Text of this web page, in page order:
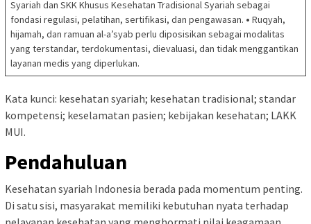
Syariah dan SKK Khusus Kesehatan Tradisional Syariah sebagai
fondasi regulasi, pelatihan, sertifikasi, dan pengawasan. • Ruqyah,
hijamah, dan ramuan al-a’syab perlu diposisikan sebagai modalitas
yang terstandar, terdokumentasi, dievaluasi, dan tidak menggantikan
layanan medis yang diperlukan.
Kata kunci: kesehatan syariah; kesehatan tradisional; standar
kompetensi; keselamatan pasien; kebijakan kesehatan; LAKK
MUI.
Pendahuluan
Kesehatan syariah Indonesia berada pada momentum penting.
Di satu sisi, masyarakat memiliki kebutuhan nyata terhadap